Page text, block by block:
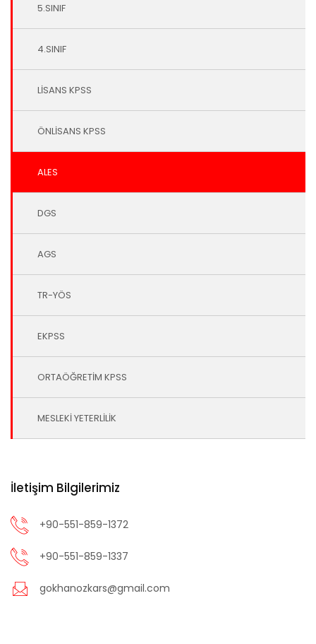
5.SINIF
4.SINIF
LİSANS KPSS
ÖNLİSANS KPSS
ALES
DGS
AGS
TR-YÖS
EKPSS
ORTAÖĞRETİM KPSS
MESLEKİ YETERLİLİK
İletişim Bilgilerimiz
+90-551-859-1372
+90-551-859-1337
gokhanozkars@gmail.com